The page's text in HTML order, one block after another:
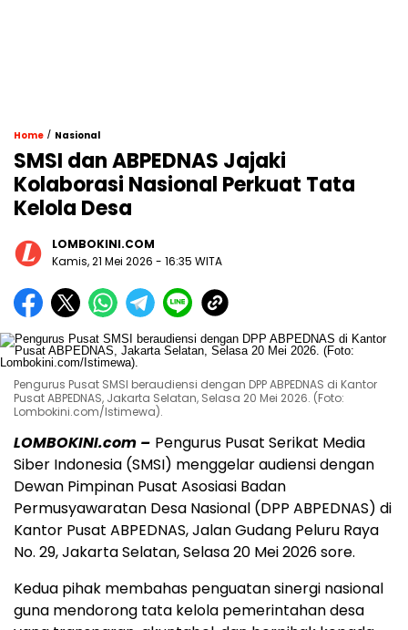
Home / Nasional
SMSI dan ABPEDNAS Jajaki
Kolaborasi Nasional Perkuat Tata
Kelola Desa
LOMBOKINI.COM
Kamis, 21 Mei 2026 - 16:35 WITA
Pengurus Pusat SMSI beraudiensi dengan DPP ABPEDNAS di Kantor
Pusat ABPEDNAS, Jakarta Selatan, Selasa 20 Mei 2026. (Foto:
Lombokini.com/Istimewa).
LOMBOKINI.com – Pengurus Pusat Serikat Media
Siber Indonesia (SMSI) menggelar audiensi dengan
Dewan Pimpinan Pusat Asosiasi Badan
Permusyawaratan Desa Nasional (DPP ABPEDNAS) di
Kantor Pusat ABPEDNAS, Jalan Gudang Peluru Raya
No. 29, Jakarta Selatan, Selasa 20 Mei 2026 sore.
Kedua pihak membahas penguatan sinergi nasional
guna mendorong tata kelola pemerintahan desa